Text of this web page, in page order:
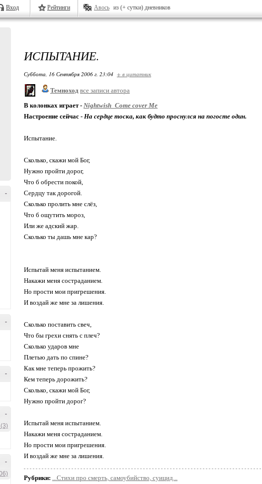
Вход Рейтинги Авось из (+ сутки) дневников
-
-
-
-
-
ИСПЫТАНИЕ.
Суббота, 16 Сентября 2006 г. 23:04 + в цитатник
Темноход все записи автора
В колонках играет - Nightwish_Come cover Me
Настроение сейчас - На сердце тоска, как будто проснулся на погосте один.
Испытание.
Сколько, скажи мой Бог,
Нужно пройти дорог,
Что б обрести покой,
Сердцу так дорогой.
Сколько пролить мне слёз,
Что б ощутить мороз,
Или же адский жар.
Сколько ты дашь мне кар?
Испытай меня испытанием.
Накажи меня состраданием.
Но прости мои пригрешения.
И воздай же мне за лишения.
Сколько поставить свеч,
Что бы грехи снять с плеч?
Сколько ударов мне
Плетью дать по спине?
Как мне теперь прожить?
Кем теперь дорожить?
Сколько, скажи мой Бог,
Нужно пройти дорог?
Испытай меня испытанием.
Накажи меня состраданием.
Но прости мои пригрешения.
И воздай же мне за лишения.
Рубрики: ...Стихи про смерть, самоубийство, суицид...